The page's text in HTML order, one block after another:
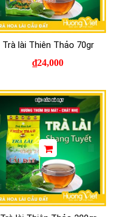
Trà lài Thiên Thảo 70gr
₫24,000